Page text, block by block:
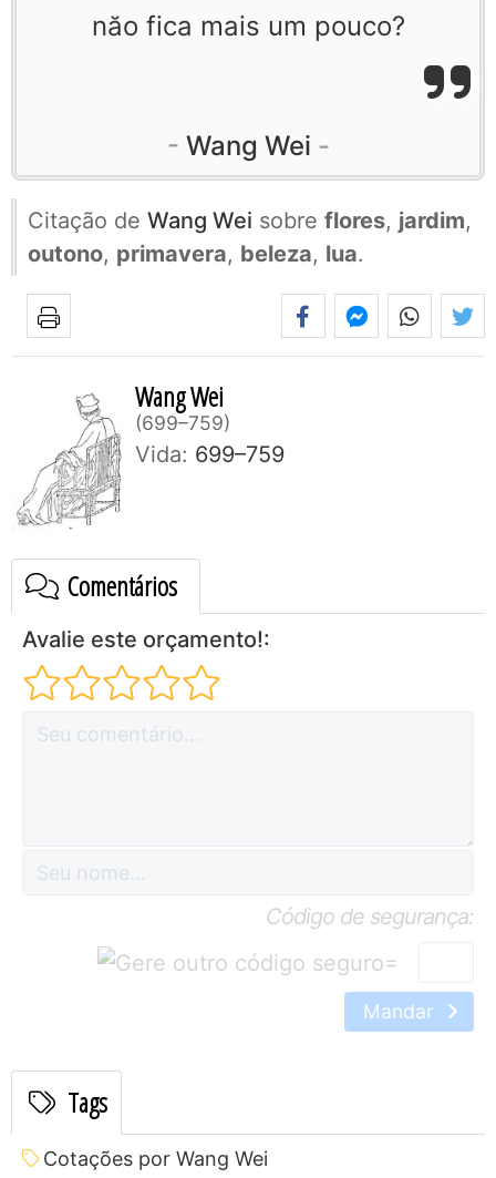
năo fica mais um pouco?
Wang Wei
Citação de Wang Wei sobre flores, jardim,
outono, primavera, beleza, lua.
Wang Wei
699–759
Vida: 699–759
Comentários
Avalie este orçamento!:
Código de segurança:
=
Mandar
Tags
Cotações por Wang Wei